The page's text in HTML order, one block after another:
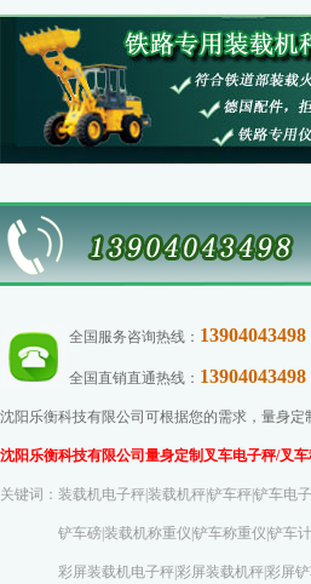
全国服务咨询热线： 13904043498
全国直销直通热线： 13904043498
沈阳乐衡科技有限公司可根据您的需求，量身
沈阳乐衡科技有限公司量身定制叉车电子秤/叉
关键词：装载机电子秤|装载机秤|铲车秤|铲车电
铲车磅|装载机称重仪|铲车称重仪|铲车计量
彩屏装载机电子秤|彩屏装载机秤|彩屏铲车电